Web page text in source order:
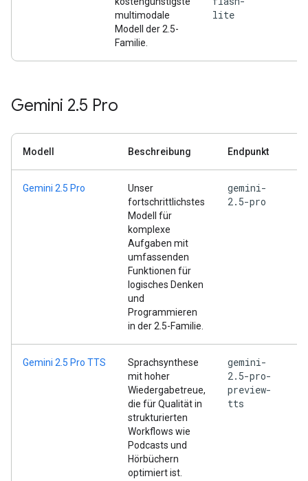
multimodale
Modell der 2.5-
Familie.
lite
Gemini 2.5 Pro
Modell Beschreibung Endpunkt
Gemini 2.5 Pro
Unser
fortschrittlichstes
Modell für
komplexe
Aufgaben mit
umfassenden
Funktionen für
logisches Denken
und
Programmieren
in der 2.5-Familie.
gemini-
2.5-pro
Gemini 2.5 Pro TTS
Sprachsynthese
mit hoher
Wiedergabetreue,
die für Qualität in
strukturierten
Workflows wie
Podcasts und
Hörbüchern
optimiert ist.
gemini-
2.5-pro-
preview-
tts